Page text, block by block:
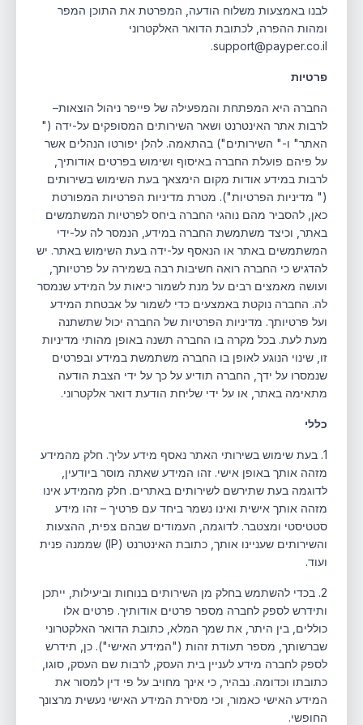
לבנו באמצעות משלוח הודעה, המפרטת את התוכן המפר
ומהות ההפרה, לכתובת הדואר האלקטרוני
support@payper.co.il.
פרטיות
החברה היא המפתחת והמפעילה של פייפר ניהול הוצאות–
לרבות אתר האינטרנט ושאר השירותים המסופקים על-ידה ("
האתר" ו-" השירותים") בהתאמה. להלן יפורטו הנהלים אשר
על פיהם פועלת החברה באיסוף ושימוש בפרטים אודותיך,
לרבות במידע אודות מקום הימצאך בעת השימוש בשירותים
(" מדיניות הפרטיות"). מטרת מדיניות הפרטיות המפורטת
כאן, להסביר מהם נוהגי החברה ביחס לפרטיות המשתמשים
באתר, וכיצד משתמשת החברה במידע, הנמסר לה על-ידי
המשתמשים באתר או הנאסף על-ידה בעת השימוש באתר. יש
להדגיש כי החברה רואה חשיבות רבה בשמירה על פרטיותך,
ועושה מאמצים רבים על מנת לשמור כיאות על המידע שנמסר
לה. החברה נוקטת באמצעים כדי לשמור על אבטחת המידע
ועל פרטיותך. מדיניות הפרטיות של החברה יכול שתשתנה
מעת לעת. בכל מקרה בו החברה תשנה באופן מהותי מדיניות
זו, שינוי הנוגע לאופן בו החברה משתמשת במידע ובפרטים
שנמסרו על ידך, החברה תודיע על כך על ידי הצבת הודעה
מתאימה באתר, או על ידי שליחת הודעת דואר אלקטרוני.
כללי
1. בעת שימוש בשירותי האתר נאסף מידע עליך. חלק מהמידע
מזהה אותך באופן אישי. זהו המידע שאתה מוסר ביודעין,
לדוגמה בעת שתירשם לשירותים באתרים. חלק מהמידע אינו
מזהה אותך אישית ואינו נשמר ביחד עם פרטיך – זהו מידע
סטטיסטי ומצטבר. לדוגמה, העמודים שבהם צפית, ההצעות
והשירותים שעניינו אותך, כתובת האינטרנט (IP) שממנה פנית
ועוד.
2. בכדי להשתמש בחלק מן השירותים בנוחות וביעילות, ייתכן
ותידרש לספק לחברה מספר פרטים אודותיך. פרטים אלו
כוללים, בין היתר, את שמך המלא, כתובת הדואר האלקטרוני
שברשותך, מספר תעודת זהות ("המידע האישי"). כן, תידרש
לספק לחברה מידע לעניין בית העסק, לרבות שם העסק, סוגו,
כתובתו וכדומה. נבהיר, כי אינך מחויב על פי דין למסור את
המידע האישי כאמור, וכי מסירת המידע האישי נעשית מרצונך
החופשי.